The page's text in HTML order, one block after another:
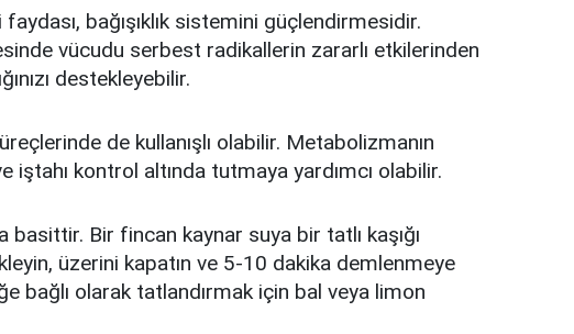
bağışıklık sistemini güçlendirmesidir.
vücudu serbest radikallerin zararlı etkilerinden
destekleyebilir.
de kullanışlı olabilir. Metabolizmanın
iştahı kontrol altında tutmaya yardımcı olabilir.
basittir. Bir fincan kaynar suya bir tatlı kaşığı
üzerini kapatın ve 5-10 dakika demlenmeye
bağlı olarak tatlandırmak için bal veya limon